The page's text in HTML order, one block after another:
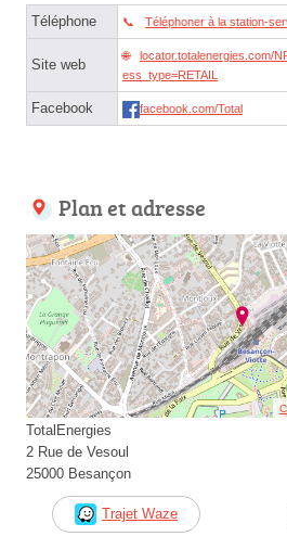
Téléphone Téléphoner à la station-
Site web
locator.totalenergies.com/
ess_type=RETAIL
Facebook facebook.com/Total
Plan et adresse
TotalEnergies
2 Rue de Vesoul
25000 Besançon
Trajet Waze